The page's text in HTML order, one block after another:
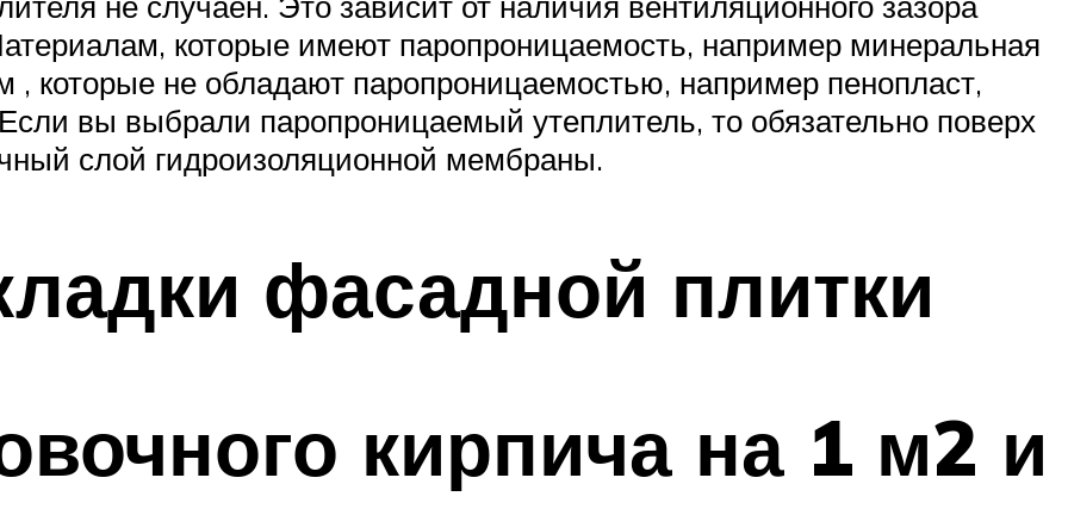
которые имеют паропроницаемость, например минеральная
, которые не обладают паропроницаемостью, например пенопласт,
вы выбрали паропроницаемый утеплитель, то обязательно поверх
слой гидроизоляционной мембраны.
фасадной плитки
кирпича на 1 м2 и